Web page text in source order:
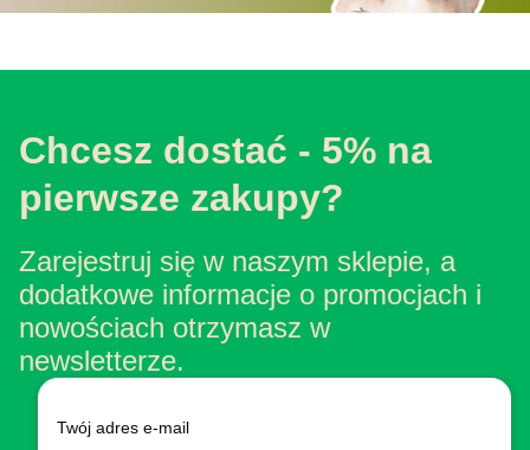
Chcesz dostać - 5% na
pierwsze zakupy?
Zarejestruj się w naszym sklepie, a
dodatkowe informacje o promocjach i
nowościach otrzymasz w
newsletterze.
Twój adres e-mail